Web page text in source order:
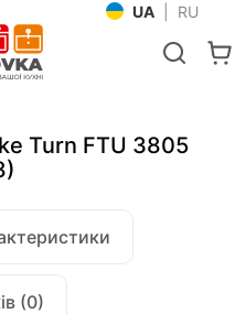
UA RU
Turn FTU 3805
(0)